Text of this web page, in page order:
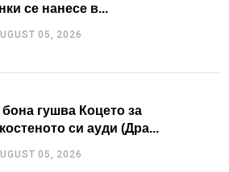
се нанесе в...
05, 2026
бона гушва Коцето за
си ауди (Дра...
05, 2026